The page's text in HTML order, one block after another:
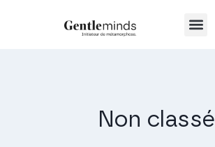
Non classé